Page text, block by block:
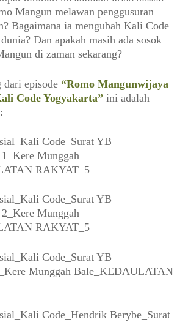
Mangun melawan penggusuran
Bagaimana ia mengubah Kali Code
Dan apakah masih ada sosok
di zaman sekarang?
episode “Romo Mangunwijaya
Code Yogyakarta” ini adalah
Code_Surat YB
Munggah
RAKYAT_5
Code_Surat YB
Munggah
RAKYAT_5
Code_Surat YB
Munggah Bale_KEDAULATAN
Code_Hendrik Berybe_Surat